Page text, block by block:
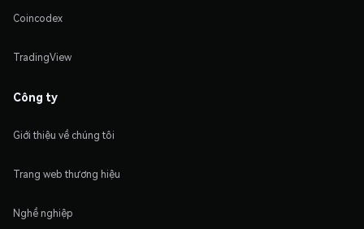
Coincodex
TradingView
Công ty
Giới thiệu về chúng tôi
Trang web thương hiệu
Nghề nghiệp